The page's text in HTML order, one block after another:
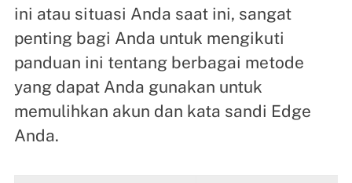
ini atau situasi Anda saat ini, sangat
penting bagi Anda untuk mengikuti
panduan ini tentang berbagai metode
yang dapat Anda gunakan untuk
memulihkan akun dan kata sandi Edge
Anda.